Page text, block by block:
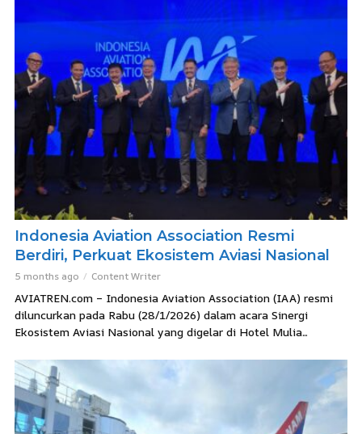
Indonesia Aviation Association Resmi
Berdiri, Perkuat Ekosistem Aviasi Nasional
5 months ago Content Writer
AVIATREN.com – Indonesia Aviation Association (IAA) resmi
diluncurkan pada Rabu (28/1/2026) dalam acara Sinergi
Ekosistem Aviasi Nasional yang digelar di Hotel Mulia...